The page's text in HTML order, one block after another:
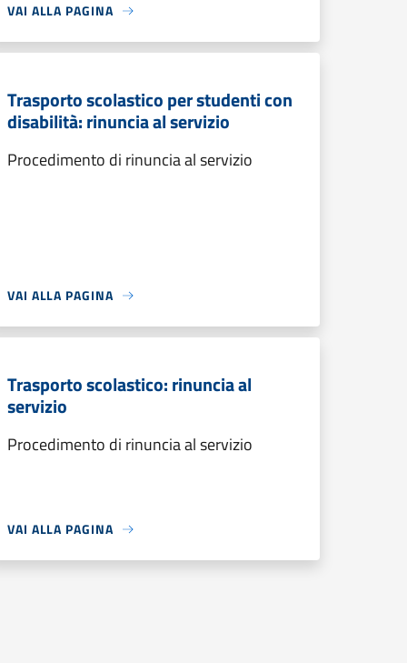
VAI ALLA PAGINA
Trasporto scolastico per studenti con
disabilità: rinuncia al servizio
Procedimento di rinuncia al servizio
VAI ALLA PAGINA
Trasporto scolastico: rinuncia al
servizio
Procedimento di rinuncia al servizio
VAI ALLA PAGINA